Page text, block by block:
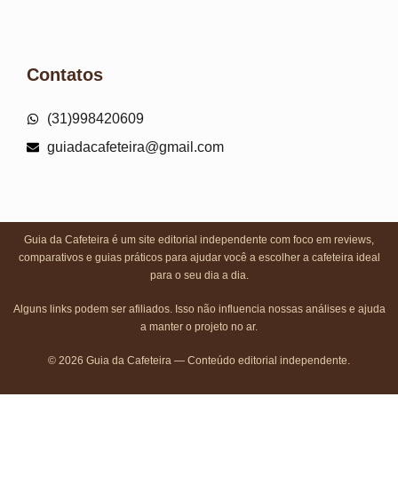
Contatos
(31)998420609
guiadacafeteira@gmail.com
Guia da Cafeteira é um site editorial independente com foco em reviews,
comparativos e guias práticos para ajudar você a escolher a cafeteira ideal
para o seu dia a dia.
Alguns links podem ser afiliados. Isso não influencia nossas análises e ajuda
a manter o projeto no ar.
© 2026 Guia da Cafeteira — Conteúdo editorial independente.